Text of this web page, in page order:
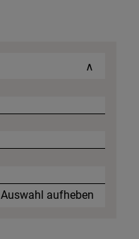
∧
Auswahl aufheben